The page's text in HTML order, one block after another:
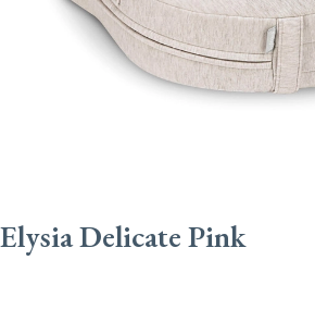
Elysia Delicate Pink